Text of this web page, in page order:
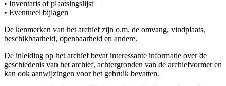
• Inventaris of plaatsingslijst
• Eventueel bijlagen
De kenmerken van het archief zijn o.m. de omvang, vindplaats,
beschikbaarheid, openbaarheid en andere.
De inleiding op het archief bevat interessante informatie over de
geschiedenis van het archief, achtergronden van de archiefvormer en
kan ook aanwijzingen voor het gebruik bevatten.